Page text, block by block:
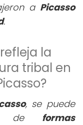
a Picasso
.
la
tribal en
, se puede
de formas